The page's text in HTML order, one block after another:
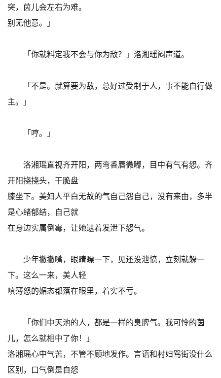
突，茵儿会左右为难。
别无他意。」
「你就料定我不会与你为敌？」洛湘瑶闷声道。
「不是。就算要为敌，总好过受制于人，事不能自行做
主。」
「哼。」
洛湘瑶直视齐开阳，两弯香唇微嘟，目中有气有怨。齐
开阳挠挠头，干脆盘
膝坐下。美妇人平白无故的气自己怨自己，没有来由，多半
是心绪郁结，自己就
在身边实属倒霉，让她逮着发泄下怨气。
少年撇撇嘴，眼睛瞟一下，见还没泄愤，立刻就躲一
下。这么一来，美人轻
嗔薄怒的媚态都落在眼里，着实不亏。
「你们中天池的人，都是一样的臭脾气。我可怜的茵
儿，怎么就相中了你！」
洛湘瑶心中气苦，不管不顾地发作。言语和村妇骂街没什么
区别，口气倒是自怨